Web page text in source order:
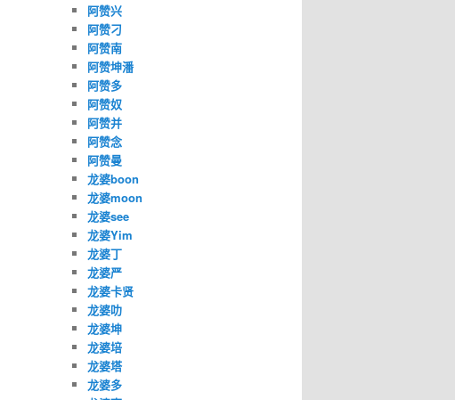
阿赞兴
阿赞刁
阿赞南
阿赞坤潘
阿赞多
阿赞奴
阿赞并
阿赞念
阿赞曼
龙婆boon
龙婆moon
龙婆see
龙婆Yim
龙婆丁
龙婆严
龙婆卡贤
龙婆叻
龙婆坤
龙婆培
龙婆塔
龙婆多